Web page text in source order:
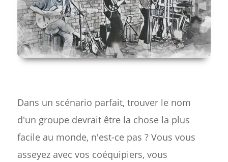
Dans un scénario parfait, trouver le nom
d'un groupe devrait être la chose la plus
facile au monde, n'est-ce pas ? Vous vous
asseyez avec vos coéquipiers, vous